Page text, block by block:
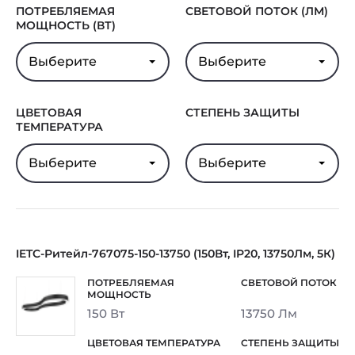
ПОТРЕБЛЯЕМАЯ
МОЩНОСТЬ (ВТ)
Выберите
СВЕТОВОЙ ПОТОК (ЛМ)
Выберите
ЦВЕТОВАЯ
ТЕМПЕРАТУРА
Выберите
СТЕПЕНЬ ЗАЩИТЫ
Выберите
IETC-Ритейл-767075-150-13750 (150Вт, IP20, 13750Лм, 5К)
150 Вт 13750 Лм